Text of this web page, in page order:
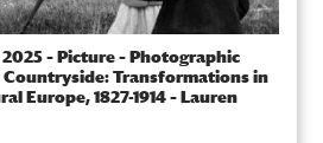
– Picture – Photographic
Transformations in
Europe, 1827-1914 – Lauren